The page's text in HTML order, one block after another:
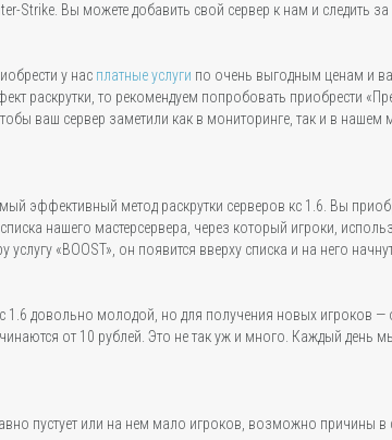
Strike. Вы можете добавить свой сервер к нам и следить за
у нас платные услуги по очень выгодным ценам и
раскрутки, то рекомендуем попробовать приобрести
ваш сервер заметили как в мониторинге, так и в нашем
эффективный метод раскрутки серверов кс 1.6. Вы
нашего мастерсервера, через который игроки,
«BOOST», он появится вверху списка и на него
1.6 довольно молодой, но для получения новых игроков —
от 10 рублей. Это не так уж и много. Каждый день
пустует или на нем мало игроков, возможно причины